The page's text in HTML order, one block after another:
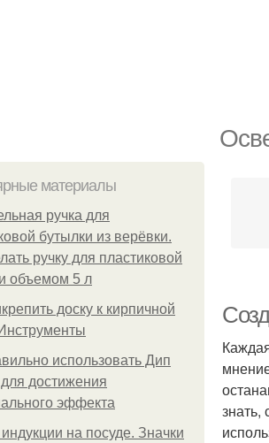
материалы
ручка для
бутылки из верёвки.
ручку для пластиковой
объемом 5 л
доску к кирпичной
использовать Дип
достижения
эффекта
на посуде. Значки
знать,